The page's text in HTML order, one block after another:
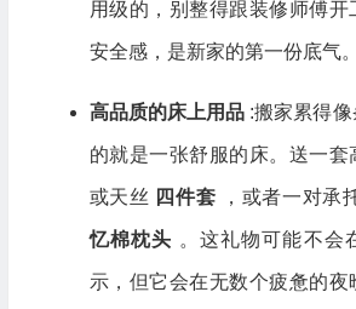
用级的，别整得跟装修师傅开
安全感，是新家的第一份底气。
高品质的床上用品 :搬家累得
的就是一张舒服的床。送一套
或天丝 四件套 ，或者一对承
忆棉枕头 。这礼物可能不会
示，但它会在无数个疲惫的夜